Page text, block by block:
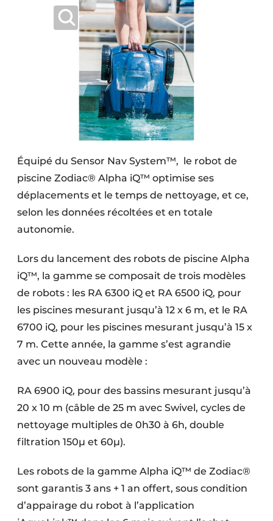
Équipé du Sensor Nav System™, le robot de
piscine Zodiac® Alpha iQ™ optimise ses
déplacements et le temps de nettoyage, et ce,
selon les données récoltées et en totale
autonomie.
Lors du lancement des robots de piscine Alpha
iQ™, la gamme se composait de trois modèles
de robots : les RA 6300 iQ et RA 6500 iQ, pour
les piscines mesurant jusqu’à 12 x 6 m, et le RA
6700 iQ, pour les piscines mesurant jusqu’à 15 x
7 m. Cette année, la gamme s’est agrandie
avec un nouveau modèle :
RA 6900 iQ, pour des bassins mesurant jusqu’à
20 x 10 m (câble de 25 m avec Swivel, cycles de
nettoyage multiples de 0h30 à 6h, double
filtration 150µ et 60µ).
Les robots de la gamme Alpha iQ™ de Zodiac®
sont garantis 3 ans + 1 an offert, sous condition
d’appairage du robot à l’application